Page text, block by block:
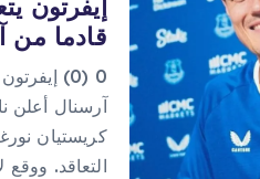
إيفرتون
قادما من
0 (0)
آرسنال أعلن
كريستيان
التعاقد.